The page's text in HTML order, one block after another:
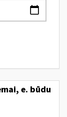
e. būdu